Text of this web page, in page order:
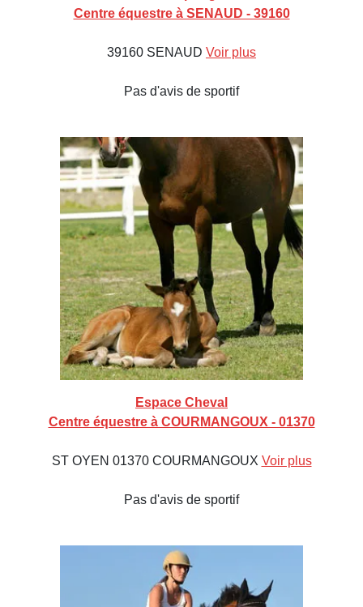
Centre équestre à SENAUD - 39160
39160 SENAUD Voir plus
Pas d'avis de sportif
Espace Cheval
Centre équestre à COURMANGOUX - 01370
ST OYEN 01370 COURMANGOUX Voir plus
Pas d'avis de sportif